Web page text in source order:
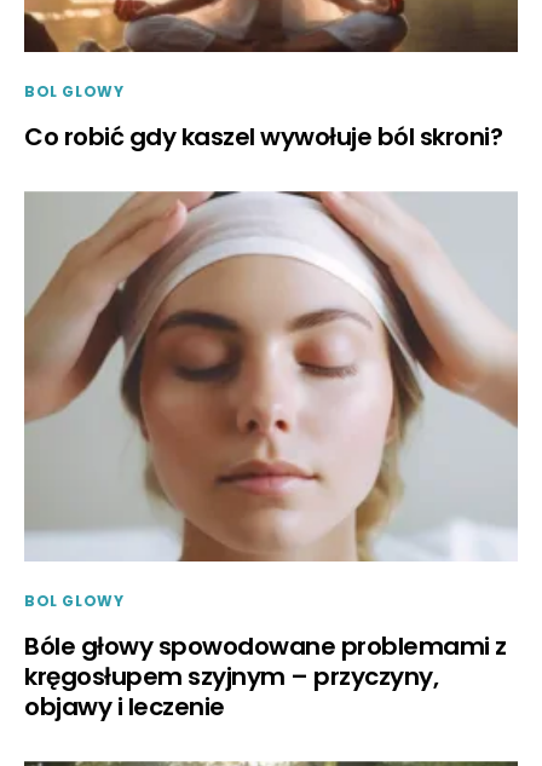
BOL GLOWY
Co robić gdy kaszel wywołuje ból skroni?
BOL GLOWY
Bóle głowy spowodowane problemami z
kręgosłupem szyjnym – przyczyny,
objawy i leczenie